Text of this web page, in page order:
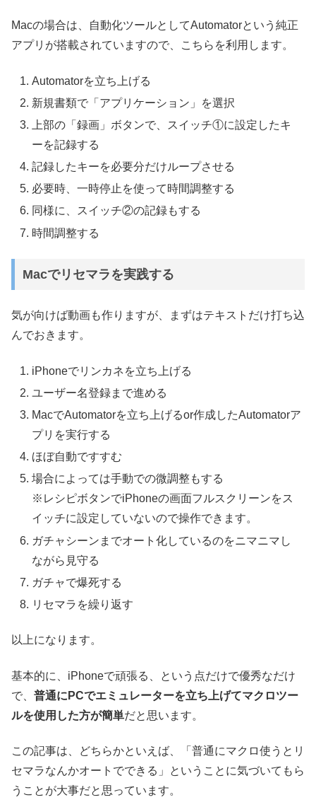
Macの場合は、自動化ツールとしてAutomatorという純正
アプリが搭載されていますので、こちらを利用します。
Automatorを立ち上げる
新規書類で「アプリケーション」を選択
上部の「録画」ボタンで、スイッチ①に設定したキ
ーを記録する
記録したキーを必要分だけループさせる
必要時、一時停止を使って時間調整する
同様に、スイッチ②の記録もする
時間調整する
Macでリセマラを実践する
気が向けば動画も作りますが、まずはテキストだけ打ち込
んでおきます。
iPhoneでリンカネを立ち上げる
ユーザー名登録まで進める
MacでAutomatorを立ち上げるor作成したAutomatorア
プリを実行する
ほぼ自動ですすむ
場合によっては手動での微調整もする
※レシピボタンでiPhoneの画面フルスクリーンをス
イッチに設定していないので操作できます。
ガチャシーンまでオート化しているのをニマニマし
ながら見守る
ガチャで爆死する
リセマラを繰り返す
以上になります。
基本的に、iPhoneで頑張る、という点だけで優秀なだけ
で、 普通にPCでエミュレーターを立ち上げてマクロツー
ルを使用した方が簡単だと思います。
この記事は、どちらかといえば、「普通にマクロ使うとリ
セマラなんかオートでできる」ということに気づいてもら
うことが大事だと思っています。